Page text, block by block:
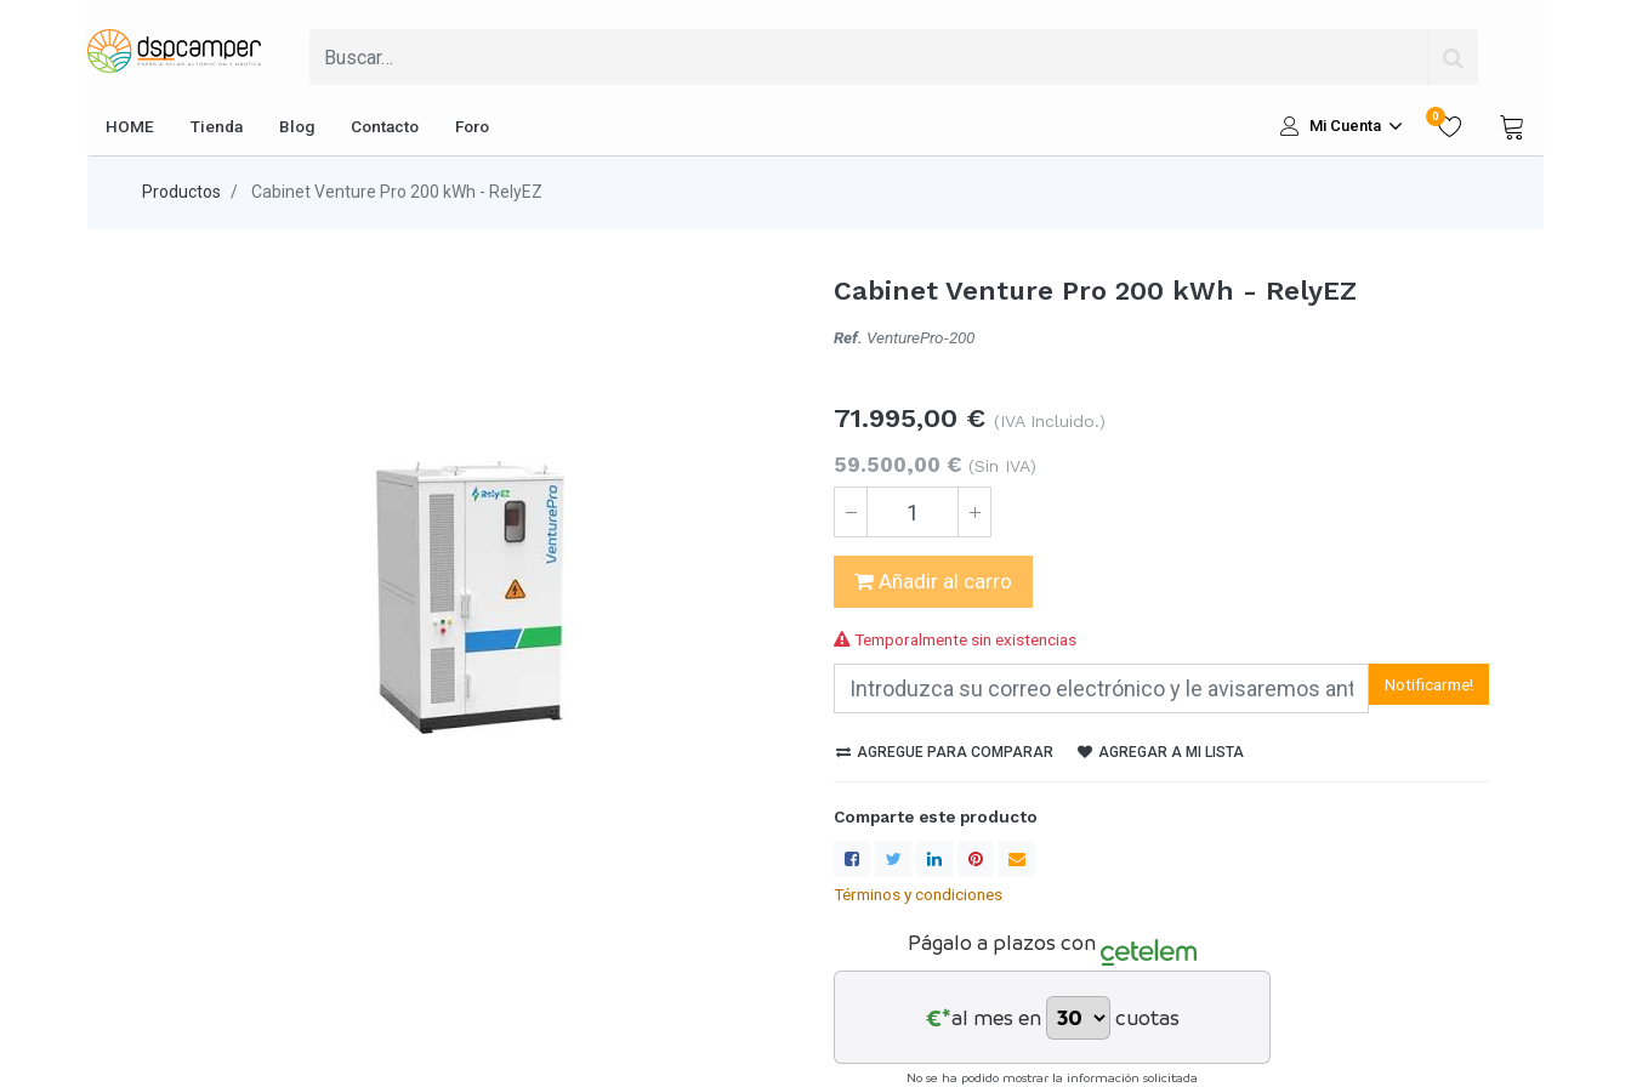
HOME Tienda Blog Contacto Foro Mi Cuenta
0
Productos Cabinet Venture Pro 200 kWh - RelyEZ
Cabinet Venture Pro 200 kWh - RelyEZ
Ref. VenturePro-200
71.995,00 € (IVA Incluido.)
59.500,00 € (Sin IVA)
Añadir al carro
Temporalmente sin existencias
Notificarme!
AGREGUE PARA COMPARAR AGREGAR A MI LISTA
Comparte este producto
Términos y condiciones
Págalo a plazos con
€*al mes en cuotas
No se ha podido mostrar la información solicitada